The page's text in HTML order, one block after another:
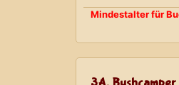
Mindestalter für